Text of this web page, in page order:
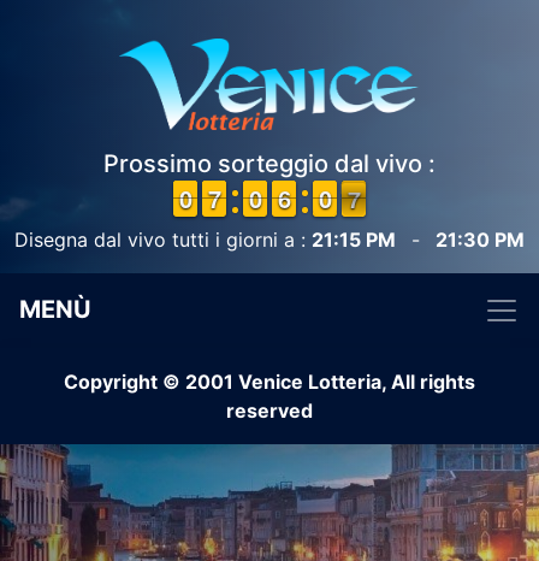
Prossimo sorteggio dal vivo :
9
9
0
0 6
6
7
7 9
9
0
0 5
5
6
6 1
0
0 7
6
Disegna dal vivo tutti i giorni a : 21:15 PM - 21:30 PM
MENÙ
Copyright © 2001 Venice Lotteria, All rights
reserved